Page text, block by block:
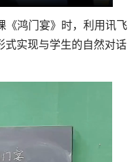
《鸿门宴》时，利用讯飞
式实现与学生的自然对话